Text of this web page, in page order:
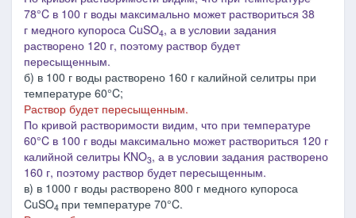
78°C в 100 г воды максимально может раствориться 38
г медного купороса CuSO4, а в условии задания
растворено 120 г, поэтому раствор будет
пересыщенным.
б) в 100 г воды растворено 160 г калийной селитры при
температуре 60°C;
Раствор будет пересыщенным.
По кривой растворимости видим, что при температуре
60°C в 100 г воды максимально может раствориться 120 г
калийной селитры KNO3, а в условии задания растворено
160 г, поэтому раствор будет пересыщенным.
в) в 1000 г воды растворено 800 г медного купороса
CuSO4 при температуре 70°C.